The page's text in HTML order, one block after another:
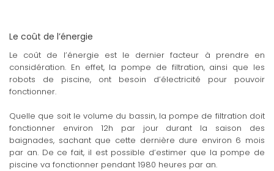
Le coût de l’énergie
Le coût de l’énergie est le dernier facteur à prendre en
considération. En effet, la pompe de filtration, ainsi que les
robots de piscine, ont besoin d’électricité pour pouvoir
fonctionner.
Quelle que soit le volume du bassin, la pompe de filtration doit
fonctionner environ 12h par jour durant la saison des
baignades, sachant que cette dernière dure environ 6 mois
par an. De ce fait, il est possible d’estimer que la pompe de
piscine va fonctionner pendant 1980 heures par an.